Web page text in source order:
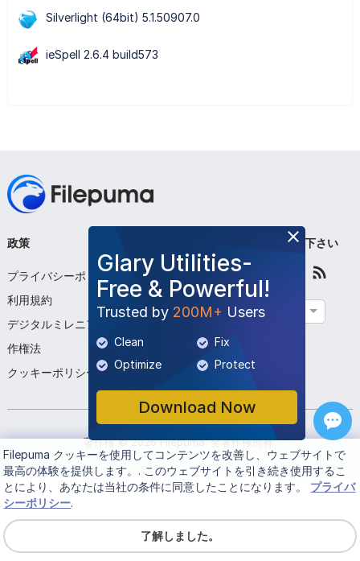
Silverlight (64bit) 5.1.50907.0
ieSpell 2.6.4 build573
Glary Utilities-
Free & Powerful!
Trusted by 200M+ Users
Clean
Fix
Optimize
Protect
Download Now
政策
プライバシーポリシー
利用規約
デジタルミレニアム著
作権法
クッキーポリシー
私たちについて
お問い合わせください
プログラムを提出する
フォローして下さい
日本語
著作権 ©2026 Filepuma. 全著作権所有.
Filepuma クッキーを使用してコンテンツを改善し、ウェブサイトで
最高の体験を提供します。. このウェブサイトを引き続き使用するこ
とにより、あなたは当社の条件に同意したことになります。 プライバ
シーポリシー.
了解しました。